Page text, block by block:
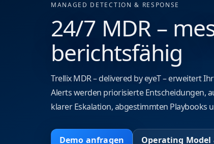
MANAGED DETECTION & RESPONSE
24/7 MDR –
berichtsfähig
Trellix MDR – delivered by eyeT – erweitert
Alerts werden priorisierte Entscheidungen,
klarer Eskalation, abgestimmten Playbooks
Demo anfragen Operating Model